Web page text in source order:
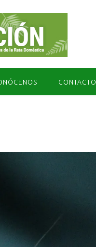
CONTACTO